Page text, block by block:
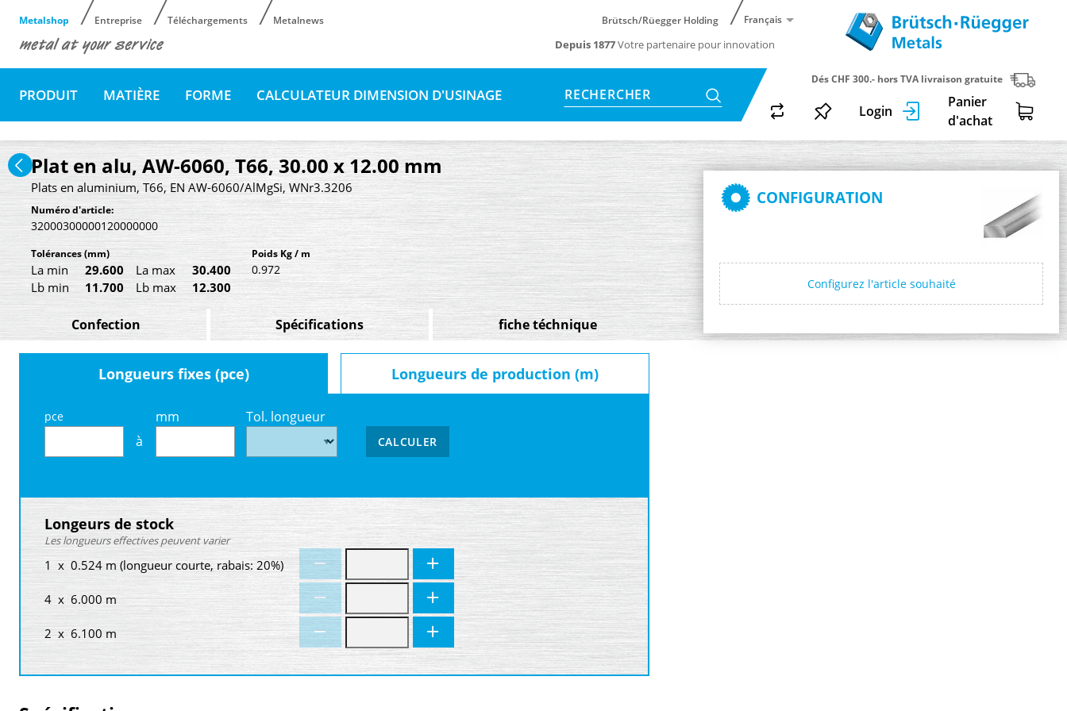
Metalshop Entreprise Téléchargements Metalnews Brütsch/Rüegger Holding Français
Depuis 1877Votre partenaire pour innovation
PRODUIT MATIÈRE FORME CALCULATEUR DIMENSION D'USINAGE RECHERCHER
Dés CHF 300.- hors TVA livraison gratuite
Login
Panier
d'achat
Plat en alu, AW-6060, T66, 30.00 x 12.00 mm
Plats en aluminium, T66, EN AW-6060/AlMgSi, WNr3.3206
Numéro d'article:
32000300000120000000
Tolérances(mm)
La min 29.600 La max
30.400
Lb min
11.700 Lb max 12.300
Poids Kg / m
0.972
Confection Spécifications fiche téchnique
Longueurs fixes (pce) Longueurs de production (m)
pce
à
mm Tol. longueur
CALCULER
Longeurs de stock
Les longueurs effectives peuvent varier
1 x 0.524 m (longueur courte, rabais: 20%)
4 x 6.000 m
2 x 6.100 m
CONFIGURATION
Configurez l'article souhaité